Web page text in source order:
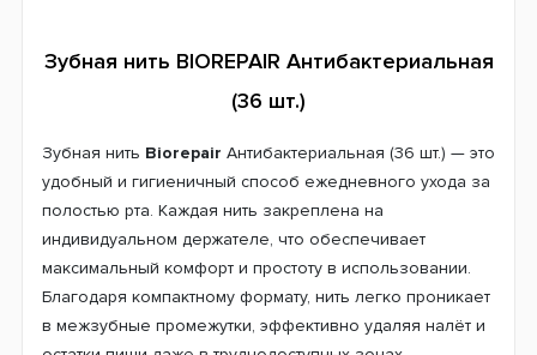
Зубная нить BIOREPAIR Антибактериальная
(36 шт.)
Зубная нить Biorepair Антибактериальная (36 шт.) — это
удобный и гигиеничный способ ежедневного ухода за
полостью рта. Каждая нить закреплена на
индивидуальном держателе, что обеспечивает
максимальный комфорт и простоту в использовании.
Благодаря компактному формату, нить легко проникает
в межзубные промежутки, эффективно удаляя налёт и